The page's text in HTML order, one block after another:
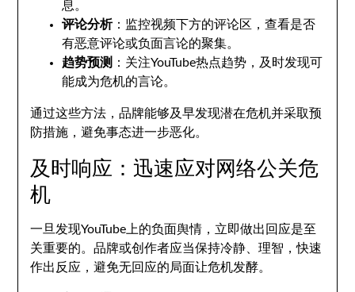
息。
评论分析：监控视频下方的评论区，查看是否
有恶意评论或负面言论的聚集。
趋势预测
：关注YouTube热点趋势，及时发现可
能成为危机的言论。
通过这些方法，品牌能够及早发现潜在危机并采取预
防措施，避免事态进一步恶化。
及时响应：迅速应对网络公关危
机
一旦发现YouTube上的负面舆情，立即做出回应是至
关重要的。品牌或创作者应当保持冷静、理智，快速
作出反应，避免无回应的局面让危机发酵。